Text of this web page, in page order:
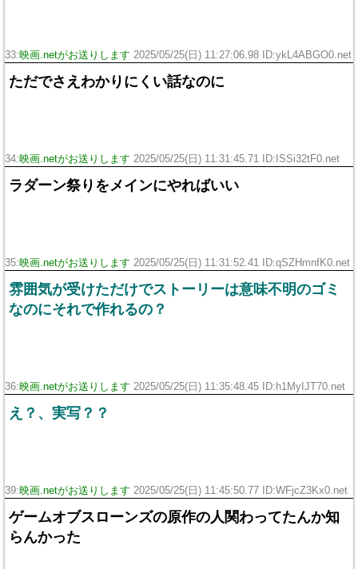
33:映画.netがお送りします 2025/05/25(日) 11:27:06.98 ID:ykL4ABGO0.net
ただでさえわかりにくい話なのに
34:映画.netがお送りします 2025/05/25(日) 11:31:45.71 ID:ISSi32tF0.net
ラダーン祭りをメインにやればいい
35:映画.netがお送りします 2025/05/25(日) 11:31:52.41 ID:qSZHmnfK0.net
雰囲気が受けただけでストーリーは意味不明のゴミ
なのにそれで作れるの？
36:映画.netがお送りします 2025/05/25(日) 11:35:48.45 ID:h1MyIJT70.net
え？、実写？？
39:映画.netがお送りします 2025/05/25(日) 11:45:50.77 ID:WFjcZ3Kx0.net
ゲームオブスローンズの原作の人関わってたんか知
らんかった